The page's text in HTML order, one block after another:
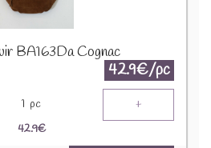
BA163Da Cognac
42.9€/pc
1 pc +
42.9€